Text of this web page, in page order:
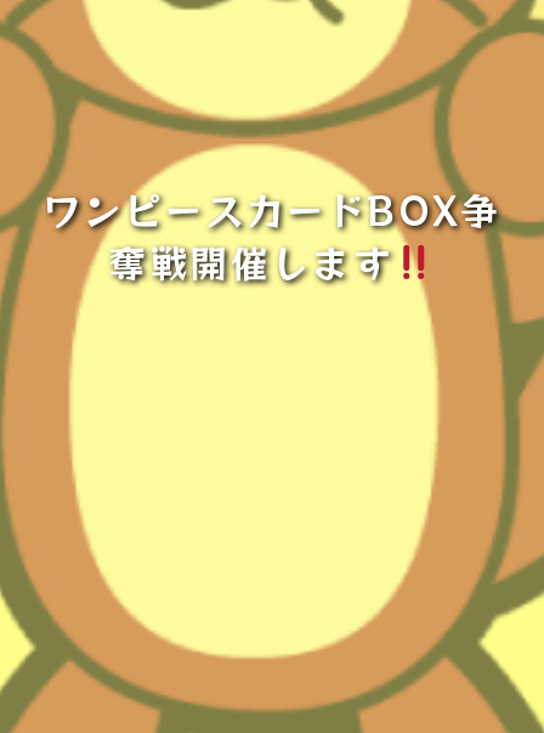
ワンピースカードBOX争
奪戦開催します